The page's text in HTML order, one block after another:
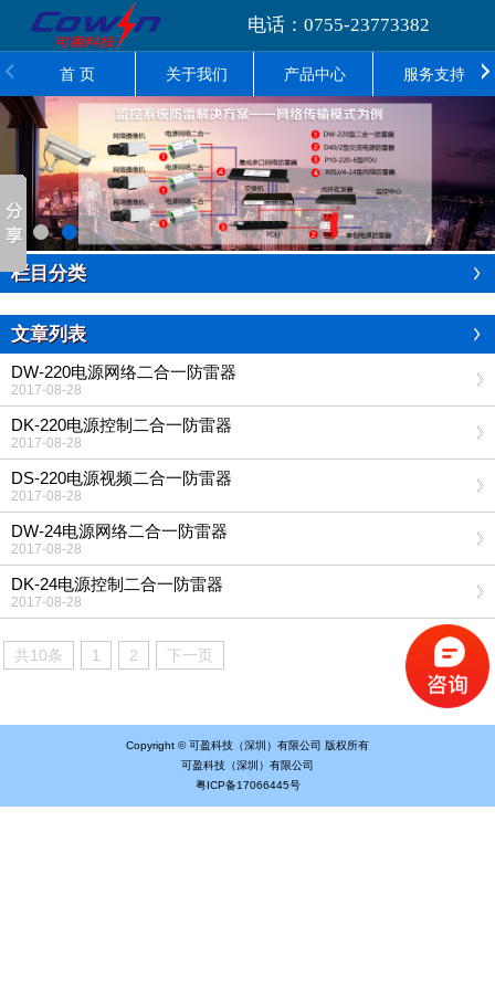
电话：0755-23773382
首 页 关于我们 产品中心 服务支持
栏目分类
文章列表
DW-220电源网络二合一防雷器
2017-08-28
DK-220电源控制二合一防雷器
2017-08-28
DS-220电源视频二合一防雷器
2017-08-28
DW-24电源网络二合一防雷器
2017-08-28
DK-24电源控制二合一防雷器
2017-08-28
共10条 1 2 下一页
Copyright © 可盈科技（深圳）有限公司 版权所有
可盈科技（深圳）有限公司
粤ICP备17066445号